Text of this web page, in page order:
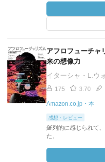
アフロフューチャ
来の想像力
イターシャ・L.ウ
175 3.70
Amazon.co.jp・本
感想・レビュー
羅列的に感じられて
た。